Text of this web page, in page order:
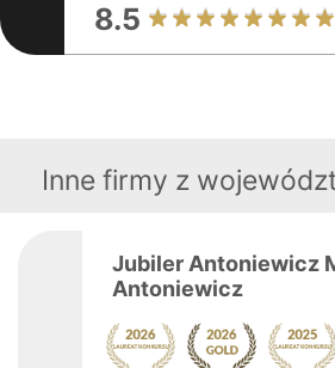
8.5
Inne firmy z
Jubiler Antoniewicz
Antoniewicz